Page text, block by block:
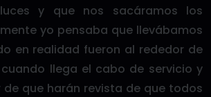
y que nos sacáramos los
yo pensaba que llevábamos
en realidad fueron al rededor de
cuando llega el cabo de servicio y
que harán revista de que todos